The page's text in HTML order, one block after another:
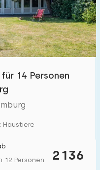
1000 +
333
4
14 Personen
Haustiere
2136
12 Personen